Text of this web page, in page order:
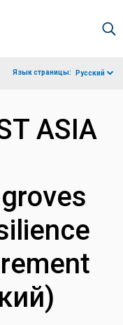
Язык страницы: Русский
ASIA